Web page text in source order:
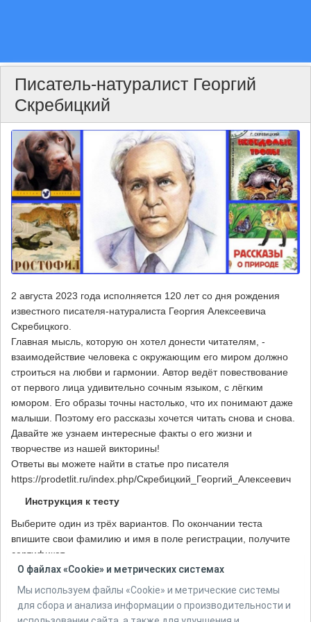
Писатель-натуралист Георгий
Скребицкий
2 августа 2023 года исполняется 120 лет со дня рождения
известного писателя-натуралиста Георгия Алексеевича
Скребицкого.
Главная мысль, которую он хотел донести читателям, -
взаимодействие человека с окружающим его миром должно
строиться на любви и гармонии. Автор ведёт повествование
от первого лица удивительно сочным языком, с лёгким
юмором. Его образы точны настолько, что их понимают даже
малыши. Поэтому его рассказы хочется читать снова и снова.
Давайте же узнаем интересные факты о его жизни и
творчестве из нашей викторины!
Ответы вы можете найти в статье про писателя
https://prodetlit.ru/index.php/Скребицкий_Георгий_Алексеевич
Инструкция к тесту
Выберите один из трёх вариантов. По окончании теста
впишите свои фамилию и имя в поле регистрации, получите
сертификат.
О файлах «Cookie» и метрических системах
Мы используем файлы «Cookie» и метрические системы
для сбора и анализа информации о производительности и